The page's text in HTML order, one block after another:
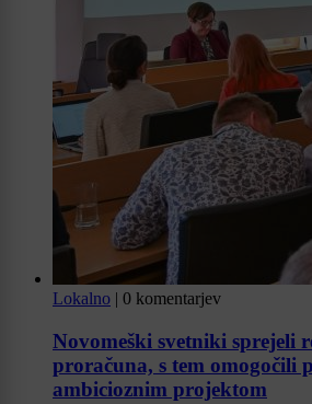
Lokalno | 0 komentarjev
Novomeški svetniki sprejeli
proračuna, s tem omogočili
ambicioznim projektom